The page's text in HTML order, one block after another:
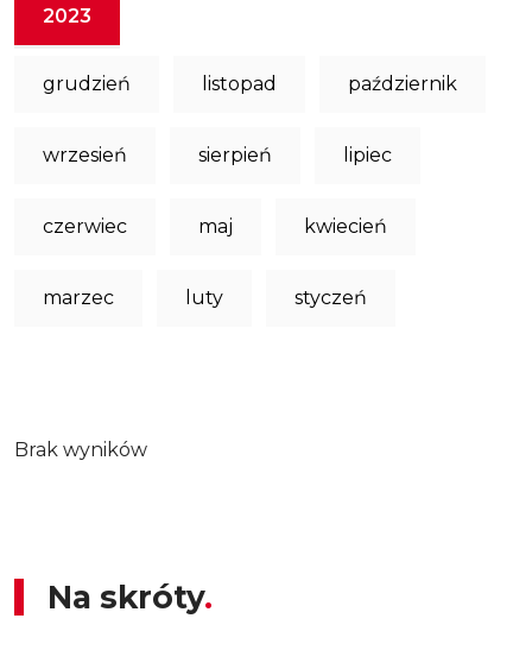
2023
grudzień listopad październik
wrzesień sierpień lipiec
czerwiec maj kwiecień
marzec luty styczeń
Brak wyników
Na skróty